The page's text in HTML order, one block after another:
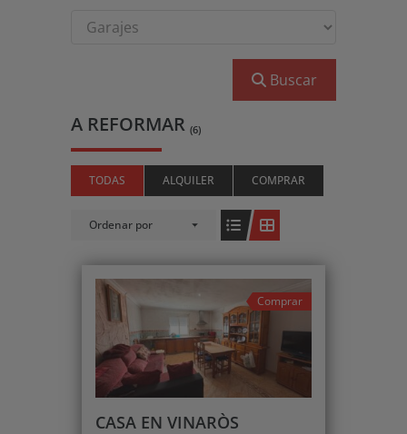
Buscar
A REFORMAR (6)
TODAS ALQUILER COMPRAR
Ordenar por
Comprar
CASA EN VINARÒS